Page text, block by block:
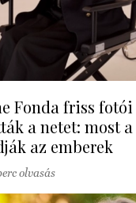
Fonda friss fotói
a netet: most
az emberek
olvasás